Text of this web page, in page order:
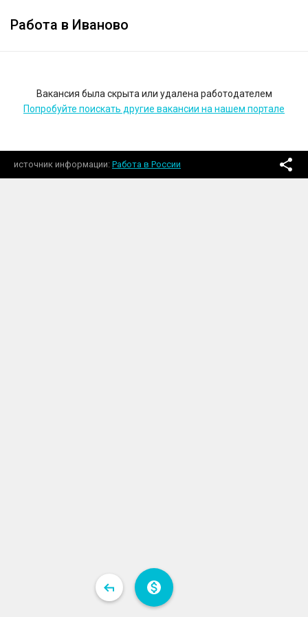
Работа в Иваново
Вакансия была скрыта или удалена работодателем
Попробуйте поискать другие вакансии на нашем портале
источник информации Работа в России